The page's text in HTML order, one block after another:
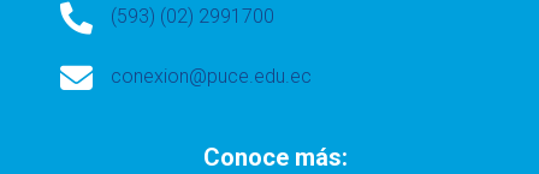
 (593) (02) 2991700
 conexion@puce.edu.ec
Conoce más: